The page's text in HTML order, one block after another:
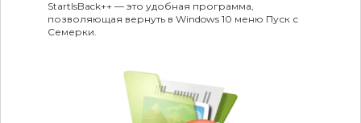
StartIsBack++ — это удобная программа,
позволяющая вернуть в Windows 10 меню Пуск с
Семерки.